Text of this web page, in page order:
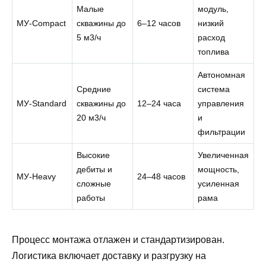
МУ-Compact
Малые
скважины до
5 м3/ч
6–12 часов
модуль,
низкий
расход
топлива
МУ-Standard
Средние
скважины до
20 м3/ч
12–24 часа
Автономная
система
управления
и
фильтрации
МУ-Heavy
Высокие
дебиты и
сложные
работы
24–48 часов
Увеличенная
мощность,
усиленная
рама
Процесс монтажа отлажен и стандартизирован.
Логистика включает доставку и разгрузку на